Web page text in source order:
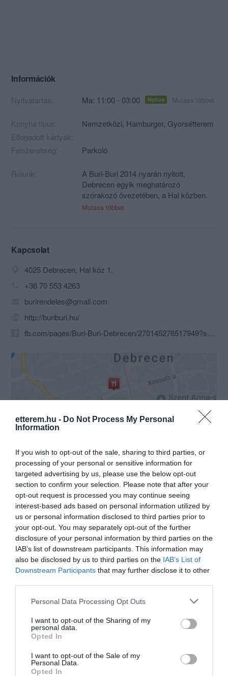
etterem.hu - Do Not Process My Personal
Information
If you wish to opt-out of the sale, sharing to third parties, or
processing of your personal or sensitive information for
targeted advertising by us, please use the below opt-out
section to confirm your selection. Please note that after your
opt-out request is processed you may continue seeing
interest-based ads based on personal information utilized by
us or personal information disclosed to third parties prior to
your opt-out. You may separately opt-out of the further
disclosure of your personal information by third parties on the
IAB’s list of downstream participants. This information may
also be disclosed by us to third parties on the IAB’s List of
Downstream Participants that may further disclose it to other
Please note that this website/app uses one or more Google
not limited to your visit or usage behaviour. You may click to
grant or deny consent to Google and its third-party tags to
use your data for below specified purposes in below Google
consent section.
Personal Data Processing Opt Outs
I want to opt-out of the Sharing of my
personal data.
Opted In
I want to opt-out of the Sale of my
Personal Data.
Opted In
Információk
Nyitvatartás: Ma: 11:00 - 03:00 Nyitva Mutass többet
Konyha típus: Nemzetközi, Hamburger, Gyorsétterem
Elfogadott kártyák:
Felszereltség:
Parkoló
Rólunk:
A Buri-Buri 2014 nyarán nyitott,
Debrecen egyik meghatározó
szórakozó övezetében, a Hal közben.
Egyedi, házi készítésű ételeinken
mi hogyan képzeljük el az street food
használata, folyamatosan fejlesztjük
ételeket készítünk, de egyedi saját
étlapra teszünk. Aki megkóstolja egyedi
minőségű érlelt marha Burgerünket, az
rájön, hogy nem a nagyüzemi fast food
volt az amit keresett, hanem a street
Buri-Buri home of street food…
Mutass többet
Kapcsolat
4025 Debrecen, Hal köz 1.
+36 70 553 4263
burirendeles@gmail.com
http://buriburi.hu/
fb.com/pages/Buri-Buri-Debrecen/270145276517949?sk=timeline
Probléma jelentése